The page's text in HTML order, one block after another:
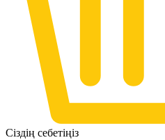
Сіздің себетіңіз